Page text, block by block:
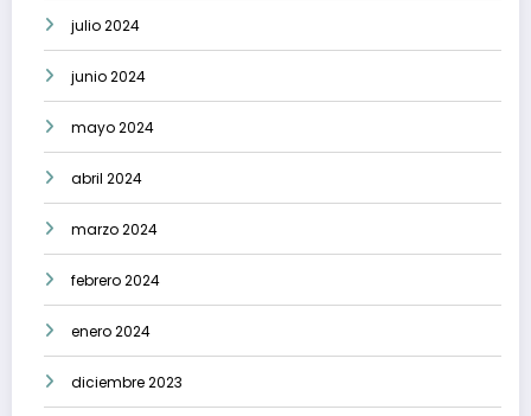
julio 2024
junio 2024
mayo 2024
abril 2024
marzo 2024
febrero 2024
enero 2024
diciembre 2023